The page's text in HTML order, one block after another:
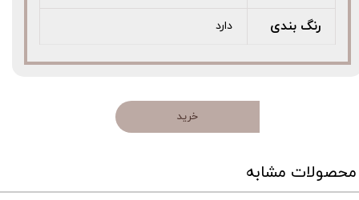
رنگ بندی دارد
خرید
محصولات مشابه